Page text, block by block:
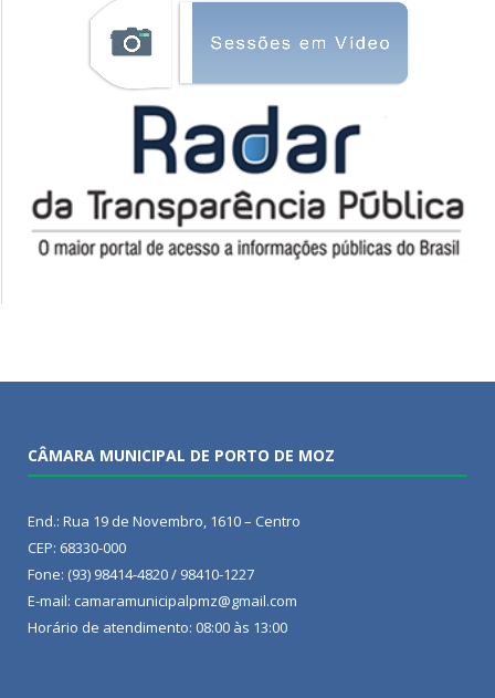
CÂMARA MUNICIPAL DE PORTO DE MOZ
End.: Rua 19 de Novembro, 1610 – Centro
CEP: 68330-000
Fone: (93) 98414-4820 / 98410-1227
E-mail: camaramunicipalpmz@gmail.com
Horário de atendimento: 08:00 às 13:00